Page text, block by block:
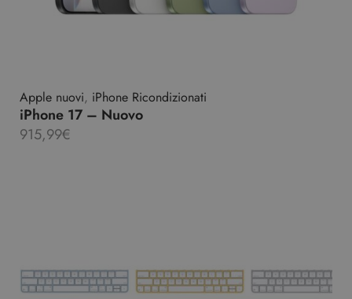
Apple nuovi, iPhone Ricondizionati
iPhone 17 – Nuovo
915,99€